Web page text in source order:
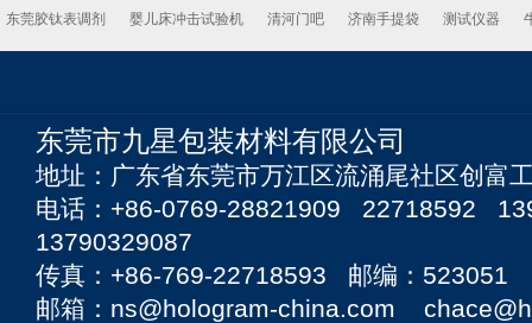
东莞胶钛表调剂
婴儿床冲击试验机 清河门吧 济南手提袋 测试仪器
东莞市九星包装材料有限公司
地址：广东省东莞市万江区流涌尾社区创富
电话：+86-0769-28821909 22718592
13790329087
传真：+86-769-22718593 邮编：523051
邮箱：ns@hologram-china.com